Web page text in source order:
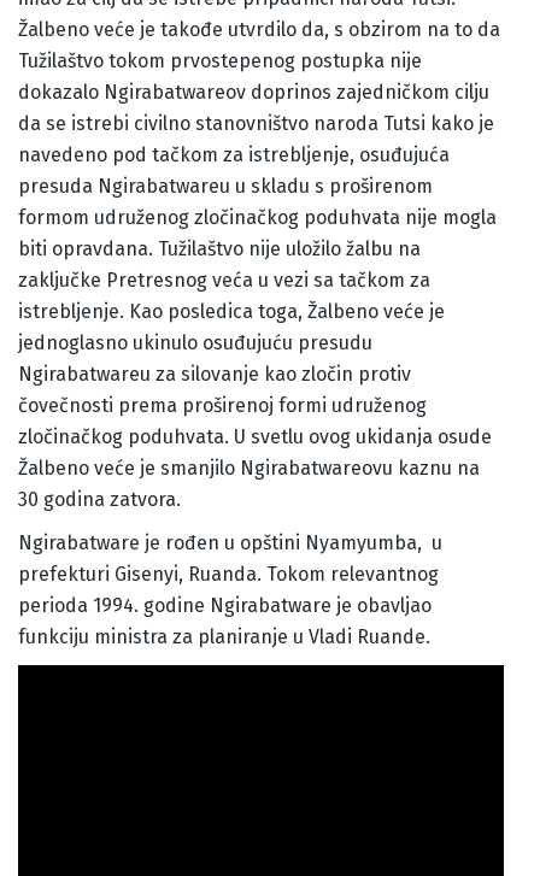
Žalbeno veće je takođe utvrdilo da, s obzirom na to da
Tužilaštvo tokom prvostepenog postupka nije
dokazalo Ngirabatwareov doprinos zajedničkom cilju
da se istrebi civilno stanovništvo naroda Tutsi kako je
navedeno pod tačkom za istrebljenje, osuđujuća
presuda Ngirabatwareu u skladu s proširenom
formom udruženog zločinačkog poduhvata nije mogla
biti opravdana. Tužilaštvo nije uložilo žalbu na
zaključke Pretresnog veća u vezi sa tačkom za
istrebljenje. Kao posledica toga, Žalbeno veće je
jednoglasno ukinulo osuđujuću presudu
Ngirabatwareu za silovanje kao zločin protiv
čovečnosti prema proširenoj formi udruženog
zločinačkog poduhvata. U svetlu ovog ukidanja osude
Žalbeno veće je smanjilo Ngirabatwareovu kaznu na
30 godina zatvora.
Ngirabatware je rođen u opštini Nyamyumba, u
prefekturi Gisenyi, Ruanda. Tokom relevantnog
perioda 1994. godine Ngirabatware je obavljao
funkciju ministra za planiranje u Vladi Ruande.